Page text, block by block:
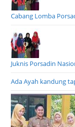
Cabang Lomba
Juknis Porsadin
Ada Ayah kandung